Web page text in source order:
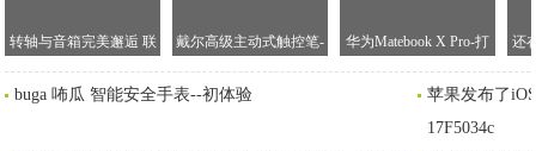
转轴与音箱完美邂逅 联
想YOGA C940评测
戴尔高级主动式触控笔-
PN579X评测：Windows
也有好触控
华为Matebook X Pro-打
破传统笔记本的桎梏
「值不值得买第389期」
还
buga 咘瓜 智能安全手表--初体验
苹果发布了
17F5034c